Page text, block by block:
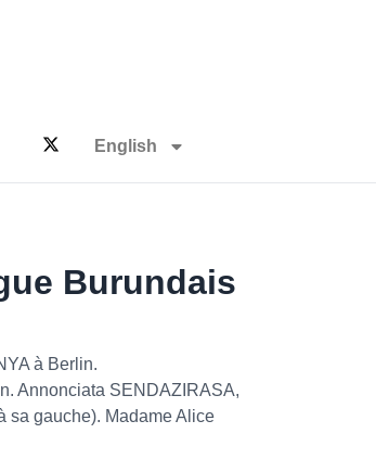
English
Burundais
à Berlin.
Annonciata SENDAZIRASA,
sa gauche). Madame Alice